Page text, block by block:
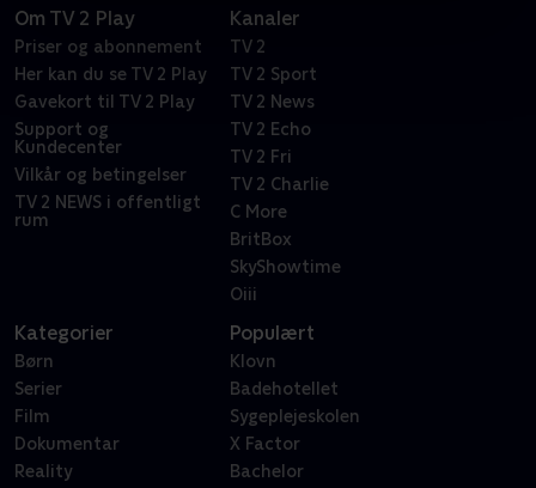
Om TV 2 Play
Priser og abonnement
Her kan du se TV 2 Play
Gavekort til TV 2 Play
Support og
Kundecenter
Vilkår og betingelser
TV 2 NEWS i offentligt
rum
Kanaler
TV 2
TV 2 Sport
TV 2 News
TV 2 Echo
TV 2 Fri
TV 2 Charlie
C More
BritBox
SkyShowtime
Oiii
Kategorier
Børn
Serier
Film
Dokumentar
Reality
Populært
Klovn
Badehotellet
Sygeplejeskolen
X Factor
Bachelor